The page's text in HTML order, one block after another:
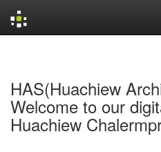
HAS(Huachiew
Welcome to our
Huachiew